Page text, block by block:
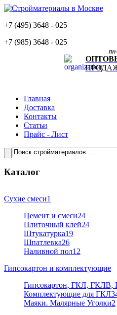
+7 (495) 3648 - 025
+7 (985) 3648 - 025
Главная
Доставка
Контакты
Статьи
Прайс - Лист
Каталог
Сухие смеси1
Цемент и смеси24
Плиточный клей24
Штукатурка19
Шпатлевка26
Наливной пол12
Гипсокартон и комплектующие
Гипсокартон, ГКЛ, ГКЛВ,
Комплектующие для ГКЛ
Маяки. Малярные Уголки2